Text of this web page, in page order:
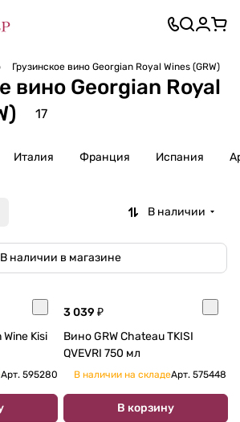
Грузинское вино Georgian Royal Wines (GRW)
вино Georgian Royal
17
Италия Франция Испания
В наличии
В наличии в магазине
Kisi
Арт. 595280
3 039 ₽
Вино GRW Chateau TKISI
QVEVRI 750 мл
В наличии на складеАрт. 575448
В корзину